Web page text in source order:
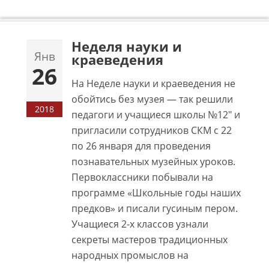
Янв
26
2018
Неделя науки и
краеведения
На Неделе науки и краеведения не
обойтись без музея — так решили
педагоги и учащиеся школы №12″ и
пригласили сотрудников СКМ с 22
по 26 января для проведения
познавательных музейных уроков.
Первоклассники побывали на
программе «Школьные годы наших
предков» и писали гусиным пером.
Учащиеся 2-х классов узнали
секреты мастеров традиционных
народных промыслов на